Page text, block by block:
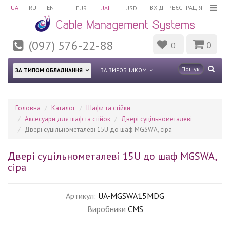
UA RU EN ВХІД | РЕЄСТРАЦІЯ
EUR UAH USD
(097) 576-22-88 0 0
ЗА ТИПОМ ОБЛАДНАННЯ ЗА ВИРОБНИКОМ
Головна Каталог
Шафи та стійки
Аксесуари для шаф та стійок
Двері суцільнометалеві
Двері суцільнометалеві 15U до шаф MGSWA, сіра
Двері суцільнометалеві 15U до шаф MGSWA,
сіра
Артикул: UA-MGSWA15MDG
Виробники CMS